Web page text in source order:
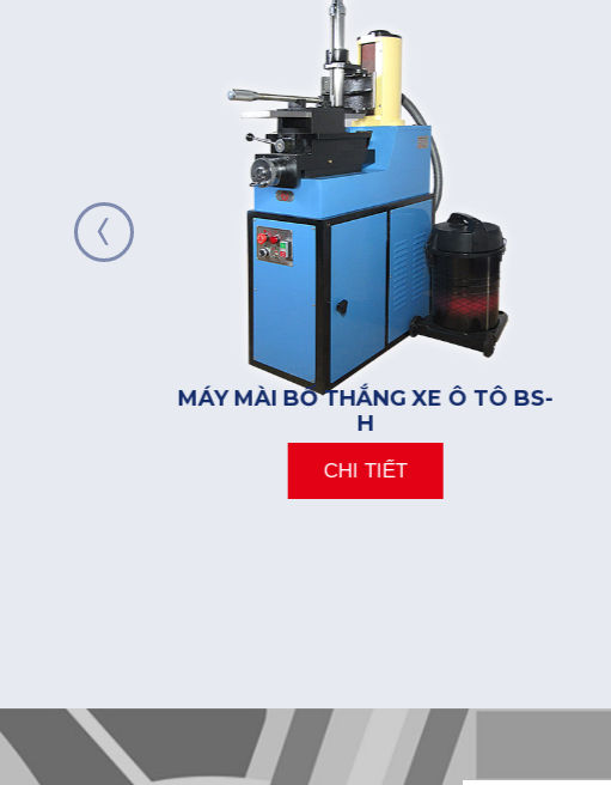
MÁY MÀI BỐ THẮNG XE Ô TÔ BS-
H
CHI TIẾT